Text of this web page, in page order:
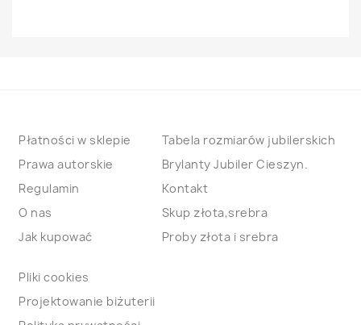
Płatności w sklepie
Prawa autorskie
Regulamin
O nas
Jak kupować
Tabela rozmiarów jubilerskich
Brylanty Jubiler Cieszyn.
Kontakt
Skup złota,srebra
Proby złota i srebra
Pliki cookies
Projektowanie biżuterii